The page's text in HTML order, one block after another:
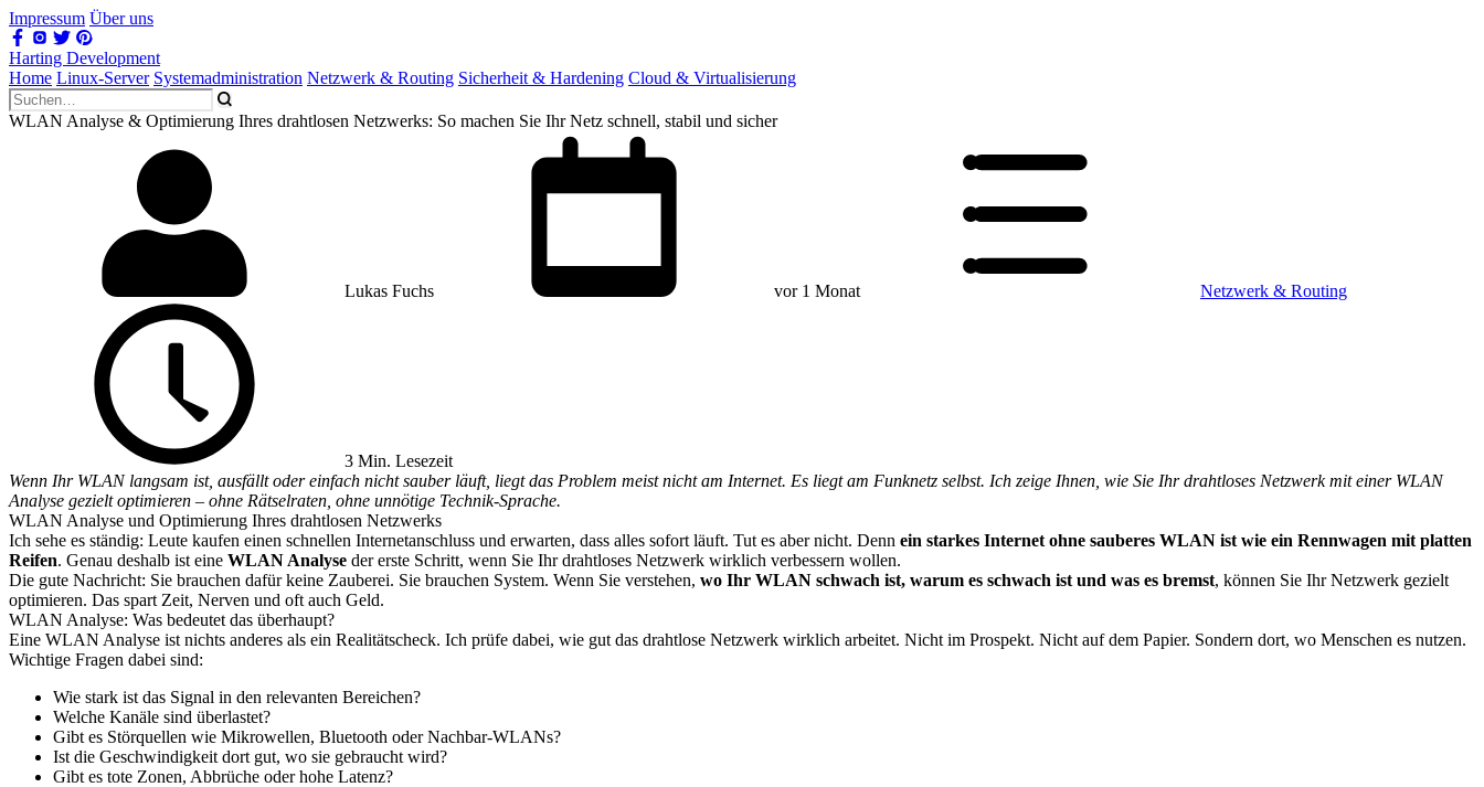
Impressum Über uns
Harting Development
Home Linux-Server Systemadministration Netzwerk & Routing Sicherheit & Hardening Cloud & Virtualisierung
WLAN Analyse & Optimierung Ihres drahtlosen Netzwerks: So machen Sie Ihr Netz schnell, stabil und sicher
Lukas Fuchs vor 1 Monat Netzwerk & Routing
3 Min. Lesezeit
Wenn Ihr WLAN langsam ist, ausfällt oder einfach nicht sauber läuft, liegt das Problem meist nicht am Internet. Es liegt am Funknetz selbst. Ich zeige Ihnen, wie Sie Ihr drahtloses Netzwerk mit einer WLAN
Analyse gezielt optimieren – ohne Rätselraten, ohne unnötige Technik-Sprache.
WLAN Analyse und Optimierung Ihres drahtlosen Netzwerks
Ich sehe es ständig: Leute kaufen einen schnellen Internetanschluss und erwarten, dass alles sofort läuft. Tut es aber nicht. Denn ein starkes Internet ohne sauberes WLAN ist wie ein Rennwagen mit platten
Reifen. Genau deshalb ist eine WLAN Analyse der erste Schritt, wenn Sie Ihr drahtloses Netzwerk wirklich verbessern wollen.
Die gute Nachricht: Sie brauchen dafür keine Zauberei. Sie brauchen System. Wenn Sie verstehen, wo Ihr WLAN schwach ist, warum es schwach ist und was es bremst, können Sie Ihr Netzwerk gezielt
optimieren. Das spart Zeit, Nerven und oft auch Geld.
WLAN Analyse: Was bedeutet das überhaupt?
Eine WLAN Analyse ist nichts anderes als ein Realitätscheck. Ich prüfe dabei, wie gut das drahtlose Netzwerk wirklich arbeitet. Nicht im Prospekt. Nicht auf dem Papier. Sondern dort, wo Menschen es nutzen.
Wichtige Fragen dabei sind:
Wie stark ist das Signal in den relevanten Bereichen?
Welche Kanäle sind überlastet?
Gibt es Störquellen wie Mikrowellen, Bluetooth oder Nachbar-WLANs?
Ist die Geschwindigkeit dort gut, wo sie gebraucht wird?
Gibt es tote Zonen, Abbrüche oder hohe Latenz?